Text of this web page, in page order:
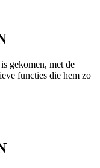
gekomen, met de
functies die hem zo